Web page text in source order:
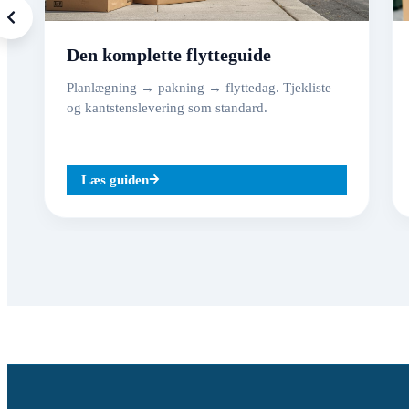
Den komplette flytteguide
Planlægning → pakning → flyttedag. Tjekliste
og kantstenslevering som standard.
Læs guiden